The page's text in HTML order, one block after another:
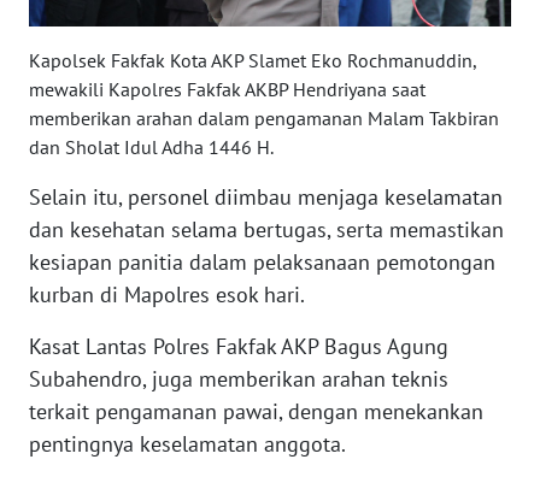
Kapolsek Fakfak Kota AKP Slamet Eko Rochmanuddin,
mewakili Kapolres Fakfak AKBP Hendriyana saat
memberikan arahan dalam pengamanan Malam Takbiran
dan Sholat Idul Adha 1446 H.
Selain itu, personel diimbau menjaga keselamatan
dan kesehatan selama bertugas, serta memastikan
kesiapan panitia dalam pelaksanaan pemotongan
kurban di Mapolres esok hari.
Kasat Lantas Polres Fakfak AKP Bagus Agung
Subahendro, juga memberikan arahan teknis
terkait pengamanan pawai, dengan menekankan
pentingnya keselamatan anggota.
WN
NTB
WN
SULTENG
WN
BABEL